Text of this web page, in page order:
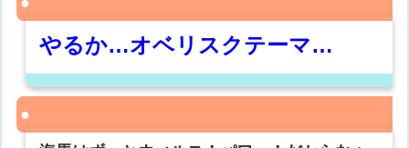
やるか…オベリスクテーマ…